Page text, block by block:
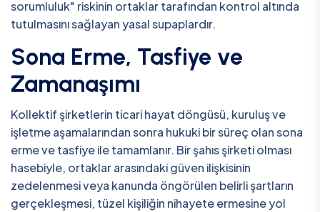
sorumluluk" riskinin ortaklar tarafından kontrol altında
tutulmasını sağlayan yasal supaplardır.
Sona Erme, Tasfiye ve
Zamanaşımı
Kollektif şirketlerin ticari hayat döngüsü, kuruluş ve
işletme aşamalarından sonra hukuki bir süreç olan sona
erme ve tasfiye ile tamamlanır. Bir şahıs şirketi olması
hasebiyle, ortaklar arasındaki güven ilişkisinin
zedelenmesi veya kanunda öngörülen belirli şartların
gerçekleşmesi, tüzel kişiliğin nihayete ermesine yol